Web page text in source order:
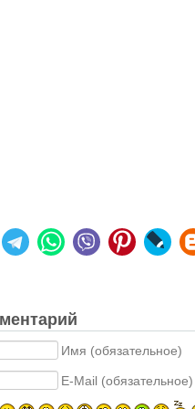
Имя (обязательное)
E-Mail (обязательное)